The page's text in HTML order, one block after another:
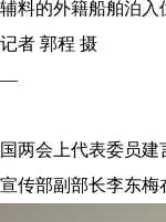
的外籍船舶泊入
者 郭程 摄
会上代表委员建
部副部长李东梅